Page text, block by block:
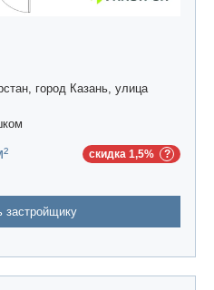
город Казань, улица
скидка 1,5%
застройщику